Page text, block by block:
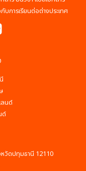
บการเรียนต่อต่างประเทศ
ลนด์
ด์
วัดปทุมธานี 12110